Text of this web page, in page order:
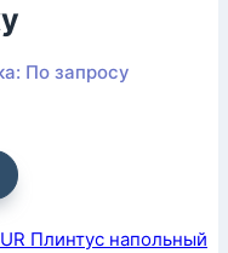
По запросу